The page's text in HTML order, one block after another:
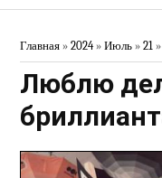
Главная »2024 » Июль » 21
Люблю